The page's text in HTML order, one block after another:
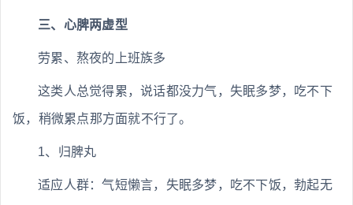
三、心脾两虚型
劳累、熬夜的上班族多
这类人总觉得累，说话都没力气，失眠多梦，吃不下
饭，稍微累点那方面就不行了。
1、归脾丸
适应人群：气短懒言，失眠多梦，吃不下饭，勃起无